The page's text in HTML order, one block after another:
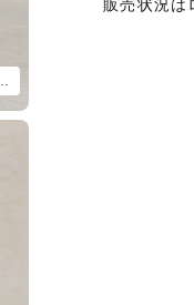
ィアムウェーブ/ピンクグレー)」以外は付属いたしません。
販売状況は